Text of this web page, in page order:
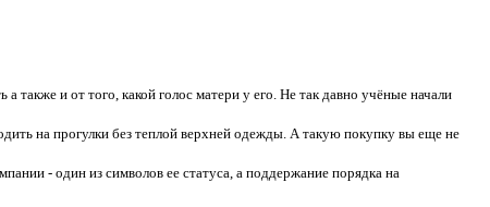
также и от того, какой голос матери у его. Не так давно учёные начали
на прогулки без теплой верхней одежды. А такую покупку вы еще не
- один из символов ее статуса, а поддержание порядка на